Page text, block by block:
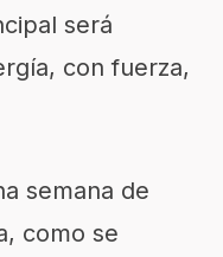
será
con fuerza,
semana de
como se